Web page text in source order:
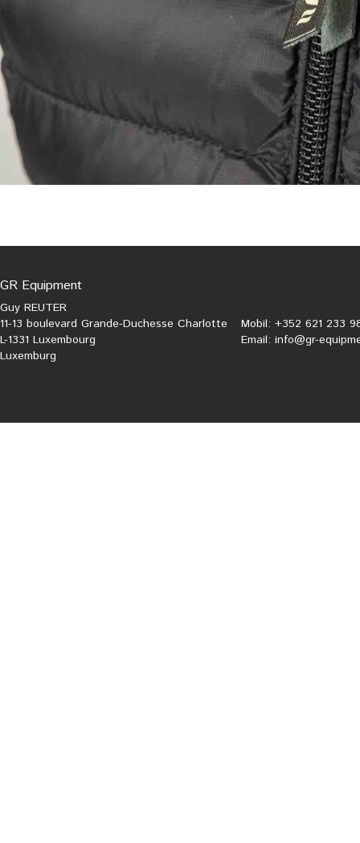
GR Equipment
Guy REUTER
11-13 boulevard Grande-Duchesse Charlotte
L-1331 Luxembourg
Luxemburg
Mobil: +352 621 233
Email: info@gr-